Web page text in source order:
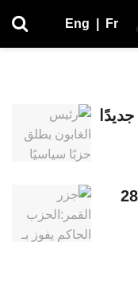
Eng Fr
جزر القمر:الحزب الحاكم يفوز بـ 28